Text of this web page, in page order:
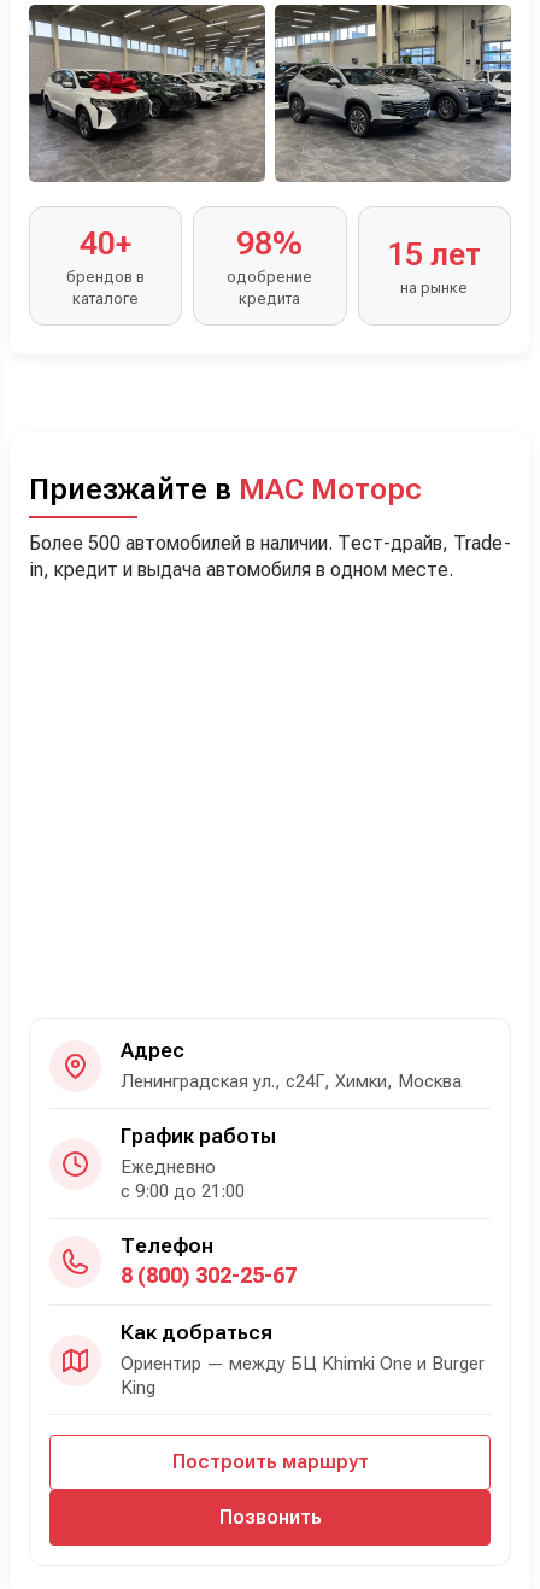
40+
брендов в
каталоге
98%
одобрение
кредита
15 лет
на рынке
Приезжайте в МАС Моторс
Более 500 автомобилей в наличии. Тест-драйв, Trade-
in, кредит и выдача автомобиля в одном месте.
Адрес
Ленинградская ул., с24Г, Химки, Москва
График работы
Ежедневно
с 9:00 до 21:00
Телефон
8 (800) 302-25-67
Как добраться
Ориентир — между БЦ Khimki One и Burger
King
Построить маршрут
Позвонить